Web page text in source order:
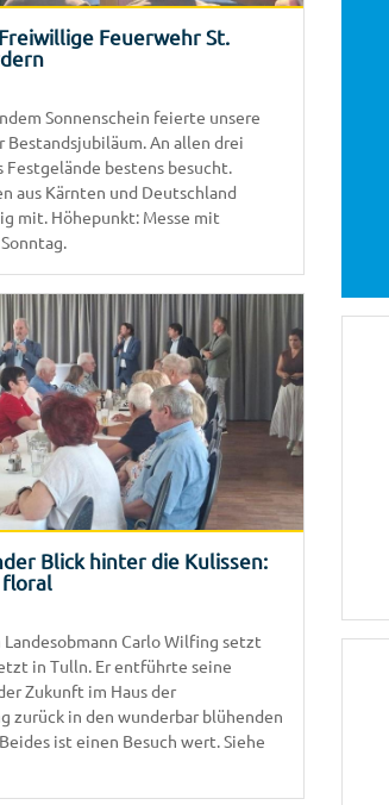
Feuerwehr St.
Sonnenschein feierte unsere
Bestandsjubiläum. An allen drei
Festgelände bestens besucht.
aus Kärnten und Deutschland
mit. Höhepunkt: Messe mit
Blick hinter die Kulissen:
Landesobmann Carlo Wilfing setzt
in Tulln. Er entführte seine
Zukunft im Haus der
zurück in den wunderbar blühenden
ist einen Besuch wert. Siehe